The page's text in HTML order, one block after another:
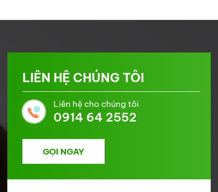
LIÊN HỆ CHÚNG TÔI
Liên hệ cho chúng tôi
0914 64 2552
GỌI NGAY